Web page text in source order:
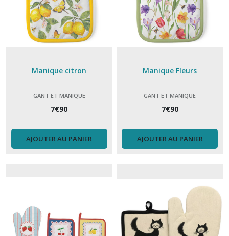
Manique citron
GANT ET MANIQUE
7€90
AJOUTER AU PANIER
Manique Fleurs
GANT ET MANIQUE
7€90
AJOUTER AU PANIER